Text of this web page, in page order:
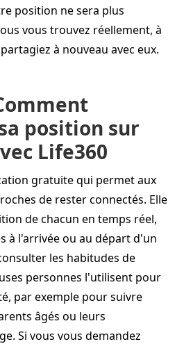
position ne sera plus
vous trouvez réellement, à
à nouveau avec eux.
position sur
Life360
gratuite qui permet aux
de rester connectés. Elle
de chacun en temps réel,
à l'arrivée ou au départ d'un
les habitudes de
personnes l'utilisent pour
par exemple pour suivre
âgés ou leurs
Si vous vous demandez